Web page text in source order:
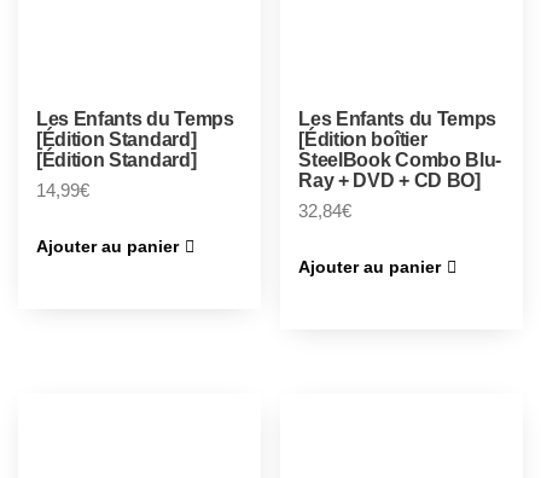
Les Enfants du Temps
[Édition Standard]
[Édition Standard]
14,99€
Ajouter au panier
Les Enfants du Temps
[Édition boîtier
SteelBook Combo Blu-
Ray + DVD + CD BO]
32,84€
Ajouter au panier